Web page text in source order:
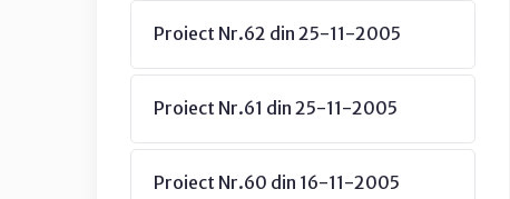
Proiect Nr.62 din 25-11-2005
Proiect Nr.61 din 25-11-2005
Proiect Nr.60 din 16-11-2005